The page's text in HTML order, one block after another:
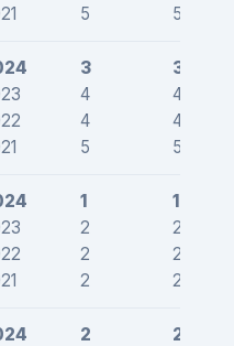
5
5
3
4
4
5
3
4
4
5
1
2
2
2
1
2
2
2
2
2